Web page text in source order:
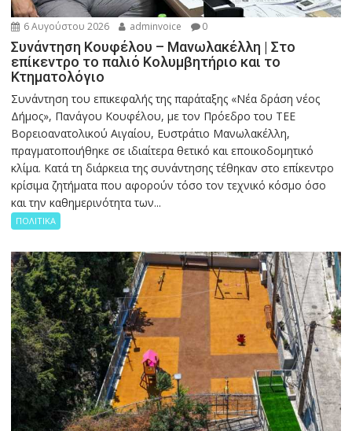
6 Αυγούστου 2026 adminvoice 0
Συνάντηση Κουφέλου – Μανωλακέλλη | Στο
επίκεντρο το παλιό Κολυμβητήριο και το
Κτηματολόγιο
Συνάντηση του επικεφαλής της παράταξης «Νέα δράση νέος
Δήμος», Πανάγου Κουφέλου, με τον Πρόεδρο του ΤΕΕ
Βορειοανατολικού Αιγαίου, Ευστράτιο Μανωλακέλλη,
πραγματοποιήθηκε σε ιδιαίτερα θετικό και εποικοδομητικό
κλίμα. Κατά τη διάρκεια της συνάντησης τέθηκαν στο επίκεντρο
κρίσιμα ζητήματα που αφορούν τόσο τον τεχνικό κόσμο όσο
και την καθημερινότητα των...
ΠΟΛΙΤΙΚΑ